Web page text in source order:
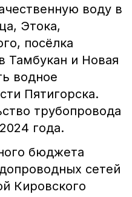
воду в
Этока,
посёлка
Тамбукан и Новая
водное
Пятигорска.
трубопровода
года.
бюджета
сетей
Кировского